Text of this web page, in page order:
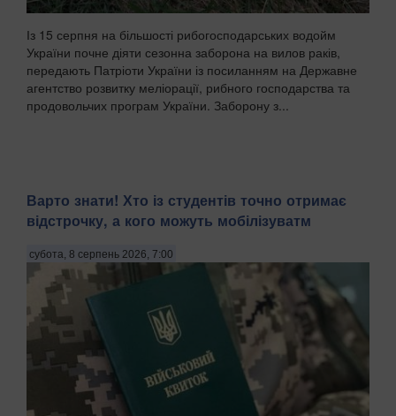
Із 15 серпня на більшості рибогосподарських водойм
України почне діяти сезонна заборона на вилов раків,
передають Патріоти України із посиланням на Державне
агентство розвитку меліорації, рибного господарства та
продовольчих програм України. Заборону з...
Варто знати! Хто із студентів точно отримає
відстрочку, а кого можуть мобілізуватм
субота, 8 серпень 2026, 7:00